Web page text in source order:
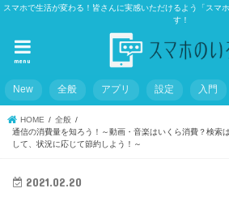
スマホで生活が変わる！皆さんに実感いただけるよう「スマ
す！
menu
New 全般 アプリ 設定 入門
HOME
全般
通信の消費量を知ろう！～動画・音楽はいくら消費？検索
して、状況に応じて節約しよう！～
2021.02.20